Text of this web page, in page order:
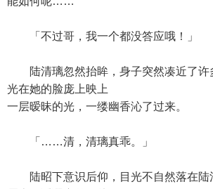
「不过哥，我一个都没答应哦！」
陆清璃忽然抬眸，身子突然凑近了许
光在她的脸庞上映上
一层暧昧的光，一缕幽香沁了过来。
「……清，清璃真乖。」
陆昭下意识后仰，目光不自然落在陆